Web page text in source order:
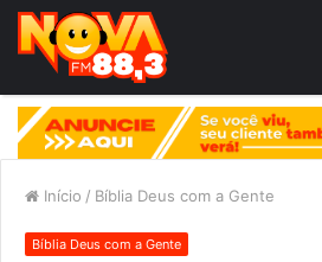
Início / Bíblia Deus com a Gente
Bíblia Deus com a Gente